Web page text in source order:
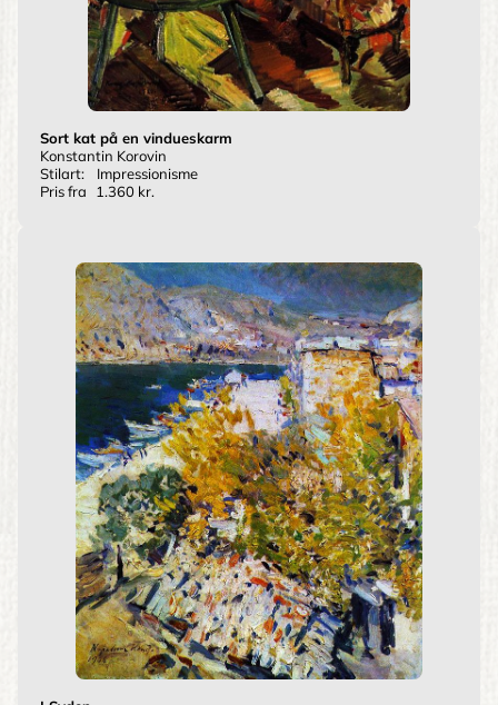
Sort kat på en vindueskarm
Konstantin Korovin
Stilart:
Impressionisme
Pris fra
1.360 kr.